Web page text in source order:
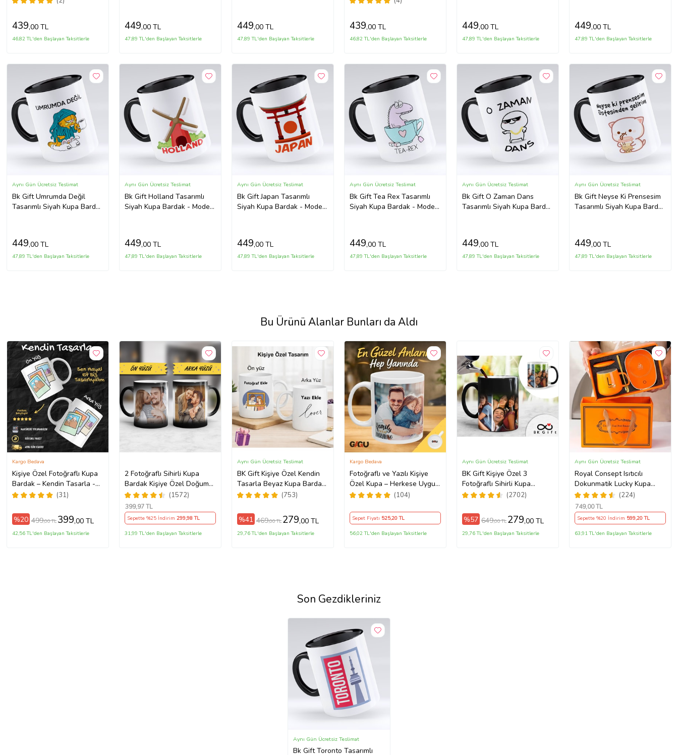
439,00 TL
46,82 TL'den Başlayan Taksitlerle
449,00 TL
47,89 TL'den Başlayan Taksitlerle
449,00 TL
47,89 TL'den Başlayan Taksitlerle
439,00 TL
46,82 TL'den Başlayan Taksitlerle
449,00 TL
47,89 TL'den Başlayan Taksitlerle
449,00 TL
47,89 TL'den Başlayan Taksitlerle
Bk Gift Umrumda Değil
Tasarımlı Siyah Kupa Bardak
Aynı Gün Ücretsiz Teslimat
449,00 TL
47,89 TL'den Başlayan Taksitlerle
Bk Gift Holland Tasarımlı
Siyah Kupa Bardak - Model
Aynı Gün Ücretsiz Teslimat
449,00 TL
47,89 TL'den Başlayan Taksitlerle
Bk Gift Japan Tasarımlı
Siyah Kupa Bardak - Model
Aynı Gün Ücretsiz Teslimat
449,00 TL
47,89 TL'den Başlayan Taksitlerle
Bk Gift Tea Rex Tasarımlı
Siyah Kupa Bardak - Model
Aynı Gün Ücretsiz Teslimat
449,00 TL
47,89 TL'den Başlayan Taksitlerle
Bk Gift O Zaman Dans
Tasarımlı Siyah Kupa Bardak
Aynı Gün Ücretsiz Teslimat
449,00 TL
47,89 TL'den Başlayan Taksitlerle
Bk Gift Neyse Ki Prensesim
Tasarımlı Siyah Kupa Bardak
Aynı Gün Ücretsiz Teslimat
449,00 TL
47,89 TL'den Başlayan Taksitlerle
Bu Ürünü Alanlar Bunları da Aldı
Kişiye Özel Fotoğraflı Kupa
Bardak – Kendin Tasarla -
Fotoğrafını Gönder
(31)
Kargo Bedava
%20 499,00 TL 399,00 TL
42,56 TL'den Başlayan Taksitlerle
2 Fotoğraflı Sihirli Kupa
Bardak Kişiye Özel Doğum
Günü Hediyesi Sevgiliye
Hediye Anneye Babaya
Ablaya Abiye Kız Erkek
Kardeşe Arkadaşa Resimli
Günü Yıl Dönümü Hediyesi
(1572)
399,97 TL
Sepette %25 İndirim 299,98 TL
31,99 TL'den Başlayan Taksitlerle
BK Gift Kişiye Özel Kendin
Tasarla Beyaz Kupa Bardak,
Sevgiliye Hediye, Arkadaşa
Hediyesi
(753)
Aynı Gün Ücretsiz Teslimat
%41 469,00 TL 279,00 TL
29,76 TL'den Başlayan Taksitlerle
Fotoğraflı ve Yazılı Kişiye
Özel Kupa – Herkese Uygun
Anlamlı Hediye Porselen(104)
Kargo Bedava
Sepet Fiyatı 525,20 TL
56,02 TL'den Başlayan Taksitlerle
BK Gift Kişiye Özel 3
Fotoğraflı Sihirli Kupa
Bardak, Arkadaşa Hediye,
(2702)
Aynı Gün Ücretsiz Teslimat
%57 649,00 TL 279,00 TL
29,76 TL'den Başlayan Taksitlerle
Royal Consept Isıtıcılı
Dokunmatik Lucky Kupa
Bardak Seti
(224)
Aynı Gün Ücretsiz Teslimat
749,00 TL
Sepette %20 İndirim 599,20 TL
63,91 TL'den Başlayan Taksitlerle
Son Gezdikleriniz
Bk Gift Toronto Tasarımlı
Aynı Gün Ücretsiz Teslimat